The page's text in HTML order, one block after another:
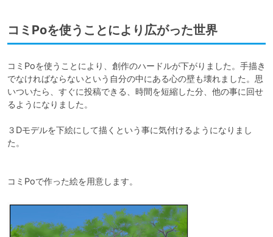
コミPoを使うことにより広がった世界
コミPoを使うことにより、創作のハードルが下がりました。手描き
でなければならないという自分の中にある心の壁も壊れました。思
いついたら、すぐに投稿できる、時間を短縮した分、他の事に回せ
るようになりました。
３Dモデルを下絵にして描くという事に気付けるようになりまし
た。
コミPoで作った絵を用意します。